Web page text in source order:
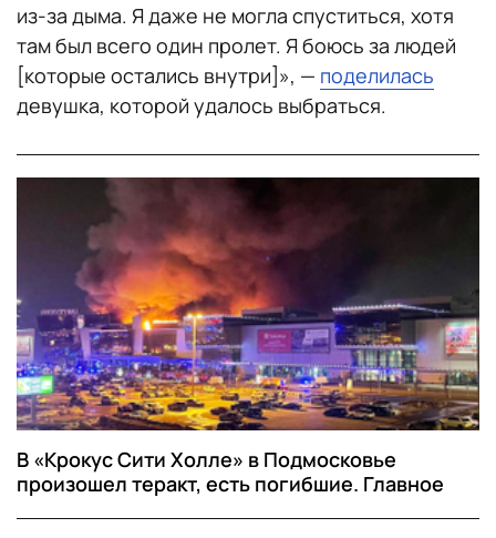
из-за дыма. Я даже не могла спуститься, хотя
там был всего один пролет. Я боюсь за людей
[которые остались внутри]», — поделилась
девушка, которой удалось выбраться.
В «Крокус Сити Холле» в Подмосковье
произошел теракт, есть погибшие. Главное